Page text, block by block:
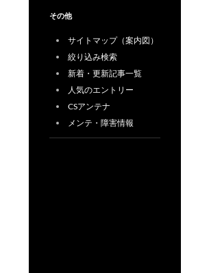
その他
サイトマップ（案内図）
絞り込み検索
新着・更新記事一覧
人気のエントリー
CSアンテナ
メンテ・障害情報